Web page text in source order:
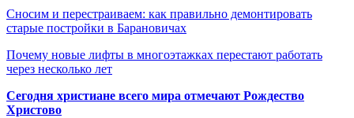
Сносим и перестраиваем: как правильно демонтировать
старые постройки в Барановичах
Почему новые лифты в многоэтажках перестают работать
через несколько лет
Сегодня христиане всего мира отмечают Рождество
Христово